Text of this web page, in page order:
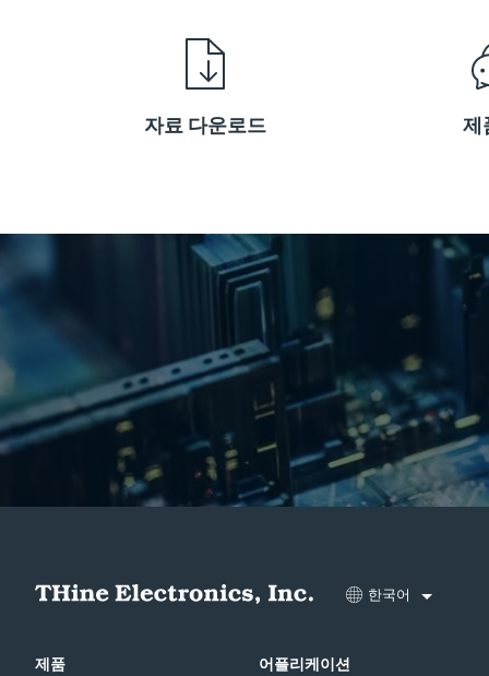
자료 다운로드 제
한국어
제품 어플리케이션